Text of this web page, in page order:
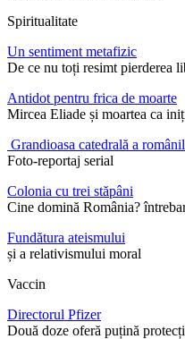
Spiritualitate
Un sentiment metafizic
De ce nu toți resimt pierderea
Antidot pentru frica de moarte
Mircea Eliade și moartea ca
Grandioasa catedrală a
Foto-reportaj serial
Colonia cu trei stăpâni
Cine domină România?
Fundătura ateismului
și a relativismului moral
Vaccin
Directorul Pfizer
Două doze oferă puțină